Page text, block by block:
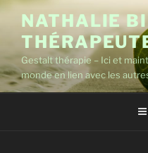
Aller
contenu
principal
NATHALIE
Gestalt thérapie – Ici et
monde en lien avec les